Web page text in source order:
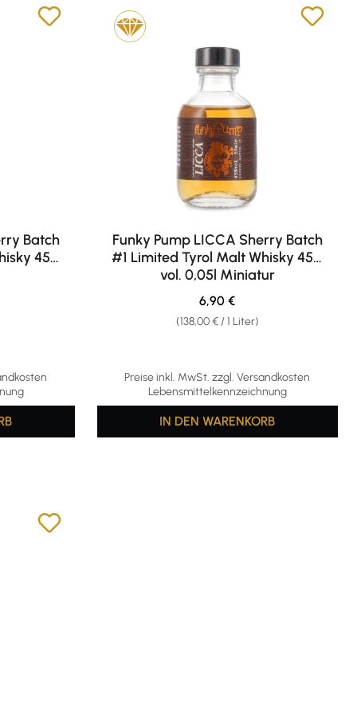
Batch
45%
Funky Pump LICCA Sherry Batch
#1 Limited Tyrol Malt Whisky 45%
vol. 0,05l Miniatur
Preise inkl. MwSt. zzgl. Versandkosten
Lebensmittelkennzeichnung
(138,00 € / 1 Liter)
Regulärer Preis:
6,90 €
IN DEN WARENKORB